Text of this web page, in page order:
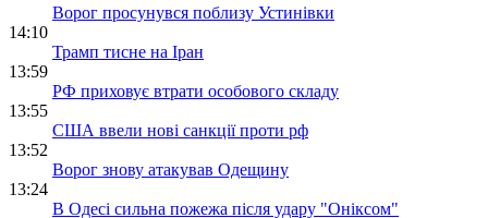
Ворог просунувся поблизу Устинівки
14:10
Трамп тисне на Іран
13:59
РФ приховує втрати особового складу
13:55
США ввели нові санкції проти рф
13:52
Ворог знову атакував Одещину
13:24
В Одесі сильна пожежа після удару "Оніксом"